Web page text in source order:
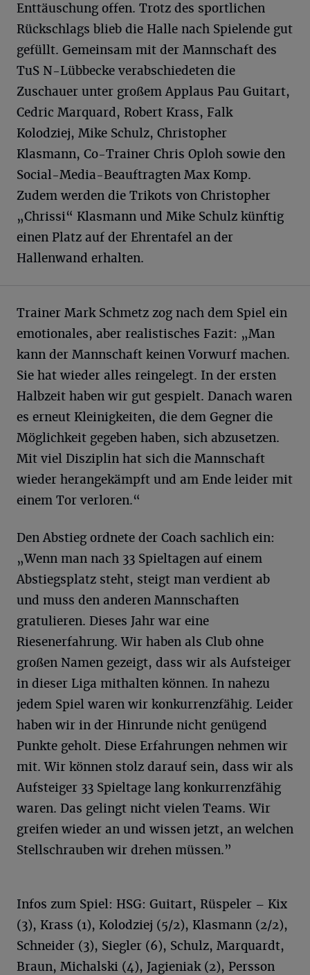
Enttäuschung offen. Trotz des sportlichen
Rückschlags blieb die Halle nach Spielende gut
gefüllt. Gemeinsam mit der Mannschaft des
TuS N-Lübbecke verabschiedeten die
Zuschauer unter großem Applaus Pau Guitart,
Cedric Marquard, Robert Krass, Falk
Kolodziej, Mike Schulz, Christopher
Klasmann, Co-Trainer Chris Oploh sowie den
Social-Media-Beauftragten Max Komp.
Zudem werden die Trikots von Christopher
„Chrissi“ Klasmann und Mike Schulz künftig
einen Platz auf der Ehrentafel an der
Hallenwand erhalten.
Trainer Mark Schmetz zog nach dem Spiel ein
emotionales, aber realistisches Fazit: „Man
kann der Mannschaft keinen Vorwurf machen.
Sie hat wieder alles reingelegt. In der ersten
Halbzeit haben wir gut gespielt. Danach waren
es erneut Kleinigkeiten, die dem Gegner die
Möglichkeit gegeben haben, sich abzusetzen.
Mit viel Disziplin hat sich die Mannschaft
wieder herangekämpft und am Ende leider mit
einem Tor verloren.“
Den Abstieg ordnete der Coach sachlich ein:
„Wenn man nach 33 Spieltagen auf einem
Abstiegsplatz steht, steigt man verdient ab
und muss den anderen Mannschaften
gratulieren. Dieses Jahr war eine
Riesenerfahrung. Wir haben als Club ohne
großen Namen gezeigt, dass wir als Aufsteiger
in dieser Liga mithalten können. In nahezu
jedem Spiel waren wir konkurrenzfähig. Leider
haben wir in der Hinrunde nicht genügend
Punkte geholt. Diese Erfahrungen nehmen wir
mit. Wir können stolz darauf sein, dass wir als
Aufsteiger 33 Spieltage lang konkurrenzfähig
waren. Das gelingt nicht vielen Teams. Wir
greifen wieder an und wissen jetzt, an welchen
Stellschrauben wir drehen müssen.”
Infos zum Spiel: HSG: Guitart, Rüspeler – Kix
(3), Krass (1), Kolodziej (5/2), Klasmann (2/2),
Schneider (3), Siegler (6), Schulz, Marquardt,
Braun, Michalski (4), Jagieniak (2), Persson